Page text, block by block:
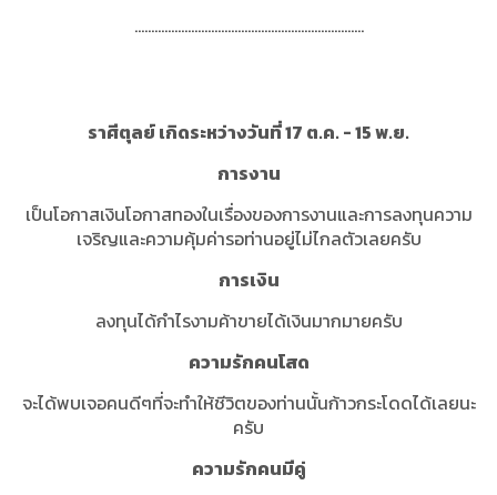
.....................................................................
ราศีตุลย์ เกิดระหว่างวันที่ 17 ต.ค. - 15 พ.ย.
การงาน
เป็นโอกาสเงินโอกาสทองในเรื่องของการงานและการลงทุนความ
เจริญและความคุ้มค่ารอท่านอยู่ไม่ไกลตัวเลยครับ
การเงิน
ลงทุนได้กำไรงามค้าขายได้เงินมากมายครับ
ความรักคนโสด
จะได้พบเจอคนดีๆที่จะทำให้ชีวิตของท่านนั้นก้าวกระโดดได้เลยนะ
ครับ
ความรักคนมีคู่